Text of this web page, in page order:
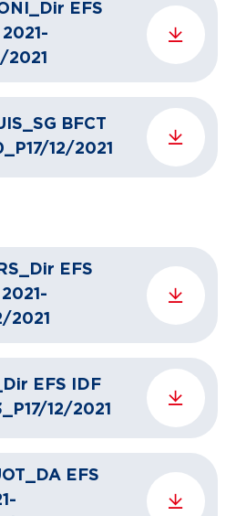
EFS
2021-
2021
BFCT
12/2021
EFS
2021
EFS IDF
12/2021
EFS